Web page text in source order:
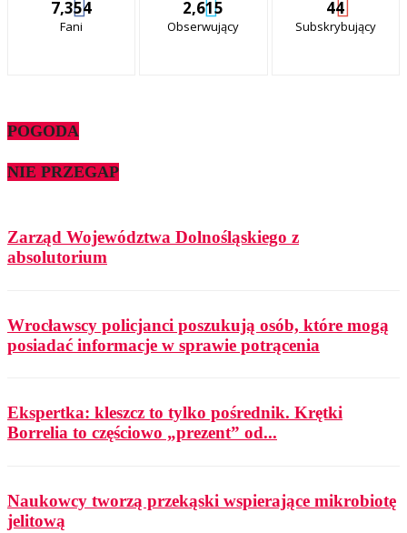
7,354
Fani
2,615
Obserwujący
44
Subskrybujący
POGODA
NIE PRZEGAP
Zarząd Województwa Dolnośląskiego z
absolutorium
Wrocławscy policjanci poszukują osób, które mogą
posiadać informacje w sprawie potrącenia
Ekspertka: kleszcz to tylko pośrednik. Krętki
Borrelia to częściowo „prezent” od...
Naukowcy tworzą przekąski wspierające mikrobiotę
jelitową